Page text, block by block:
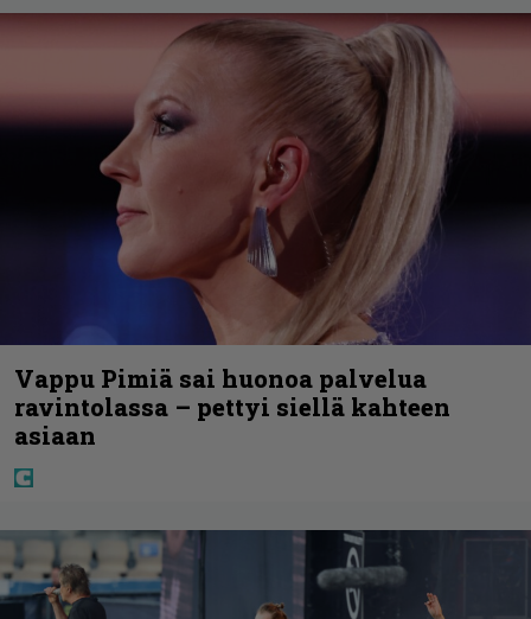
Vappu Pimiä sai huonoa palvelua
ravintolassa – pettyi siellä kahteen
asiaan